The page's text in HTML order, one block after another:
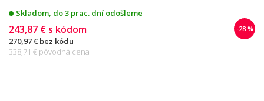
Skladom, do 3 prac. dní odošleme
-28 %
243,87 € s kódom
270,97 € bez kódu
338,71 € pôvodná cena